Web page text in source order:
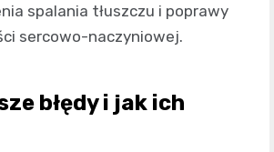
spalania tłuszczu i poprawy
sercowo-naczyniowej.
błędy i jak ich